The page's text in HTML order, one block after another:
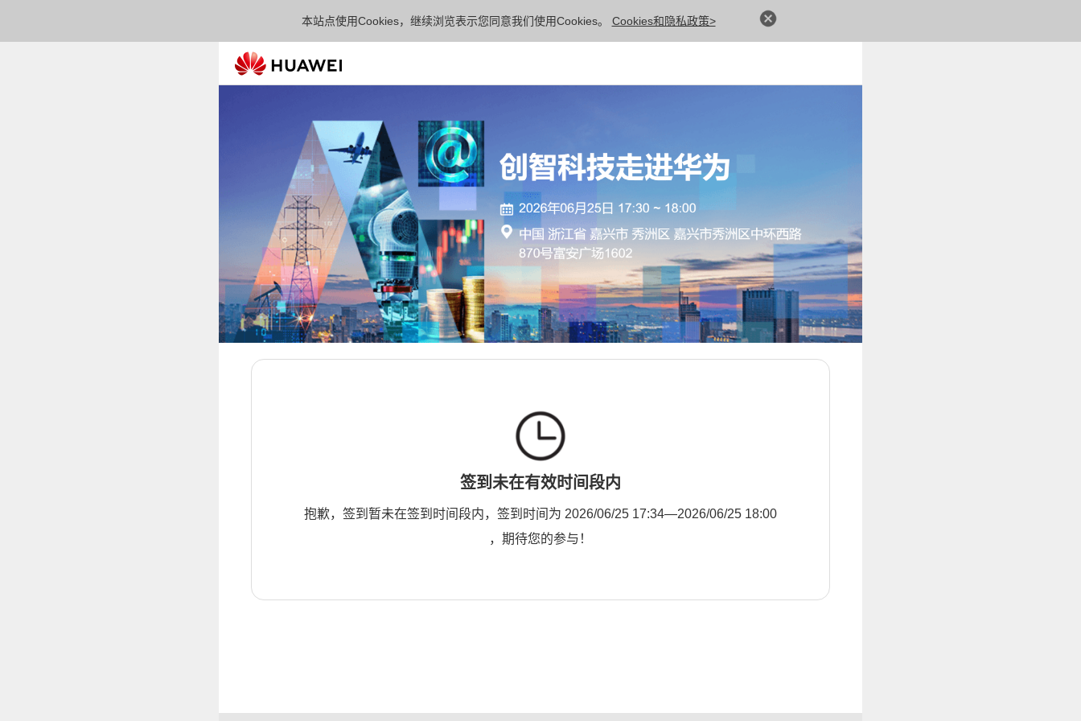
本站点使用Cookies，继续浏览表示您同意我们使用Cookies。 Cookies和隐私政策>
签到未在有效时间段内
抱歉，签到暂未在签到时间段内，签到时间为 2026/06/25 17:34—2026/06/25 18:00
，期待您的参与！